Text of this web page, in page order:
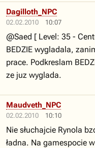
02.02.2010 10:07
Dagilloth_NPC
@Saed [ Level: 35 -
BEDZIE wygladala,
prace. Podkreslam
ze juz wyglada.
02.02.2010 10:10
Maudveth_NPC
Nie słuchajcie Rynola
ładna. Na gamespocie